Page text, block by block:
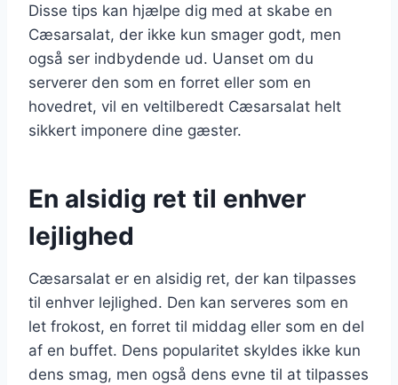
Disse tips kan hjælpe dig med at skabe en
Cæsarsalat, der ikke kun smager godt, men
også ser indbydende ud. Uanset om du
serverer den som en forret eller som en
hovedret, vil en veltilberedt Cæsarsalat helt
sikkert imponere dine gæster.
En alsidig ret til enhver
lejlighed
Cæsarsalat er en alsidig ret, der kan tilpasses
til enhver lejlighed. Den kan serveres som en
let frokost, en forret til middag eller som en del
af en buffet. Dens popularitet skyldes ikke kun
dens smag, men også dens evne til at tilpasses